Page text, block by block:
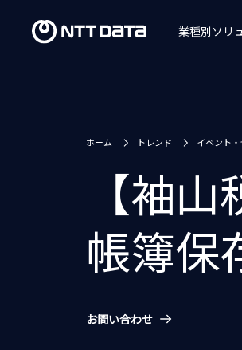
業種別ソリ
ホーム トレンド イベント
【袖
帳簿保
お問い合わせ